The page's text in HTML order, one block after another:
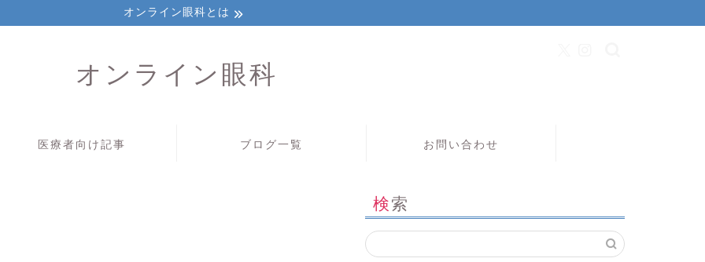
オンライン眼科とは
オンライン眼科
医療者向け記事 ブログ一覧 お問い合わせ
検索